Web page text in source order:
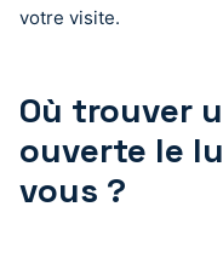
votre visite.
Où trouver
ouverte le
vous ?